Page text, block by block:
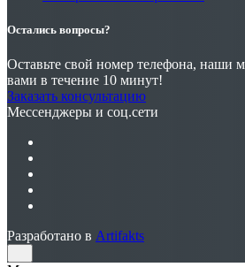
Остались вопросы?
Оставьте свой номер телефона, наши
вами в течение 10 минут!
Заказать консультацию
Мессенджеры и соц.сети
Разработано в Artifakts